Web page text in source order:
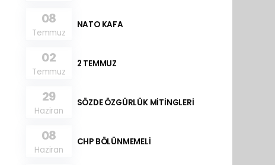
08
Temmuz
NATO KAFA
02
Temmuz
2 TEMMUZ
29
Haziran
SÖZDE ÖZGÜRLÜK MİTİNGLERİ
08
Haziran
CHP BÖLÜNMEMELİ